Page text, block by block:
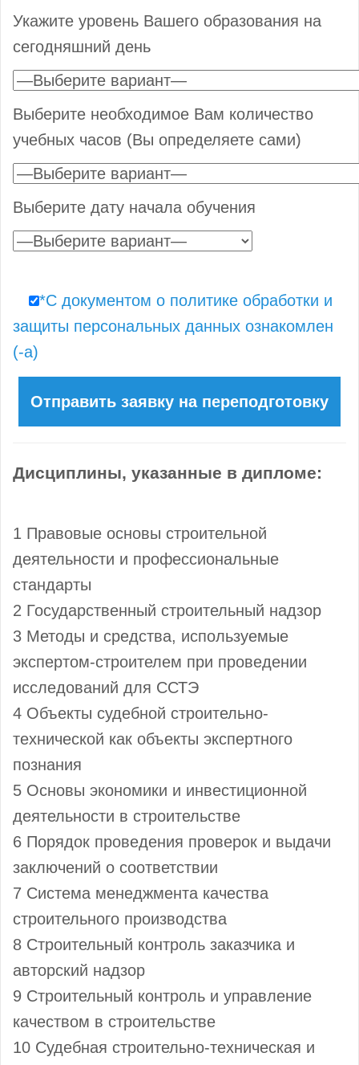
Укажите уровень Вашего образования на
сегодняшний день
Выберите необходимое Вам количество
учебных часов (Вы определяете сами)
Выберите дату начала обучения
*С документом о политике обработки и
защиты персональных данных ознакомлен
(-а)
Дисциплины, указанные в дипломе:
1 Правовые основы строительной
деятельности и профессиональные
стандарты
2 Государственный строительный надзор
3 Методы и средства, используемые
экспертом-строителем при проведении
исследований для ССТЭ
4 Объекты судебной строительно-
технической как объекты экспертного
познания
5 Основы экономики и инвестиционной
деятельности в строительстве
6 Порядок проведения проверок и выдачи
заключений о соответствии
7 Система менеджмента качества
строительного производства
8 Строительный контроль заказчика и
авторский надзор
9 Строительный контроль и управление
качеством в строительстве
10 Судебная строительно-техническая и